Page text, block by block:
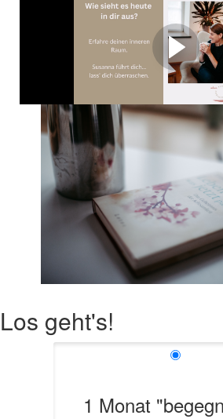
Wie sieht es
aus?
Entdecke mit Susanna deinen
Los geht's!
1 Monat